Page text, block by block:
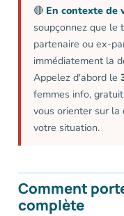
🔴 En contexte de
soupçonnez que le
partenaire ou ex-
immédiatement la
Appelez d'abord le
femmes info,
vous orienter sur la
votre situation.
Comment
complète